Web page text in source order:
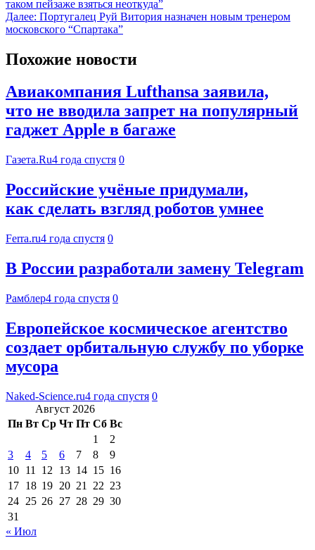
таком пейзаже взяться неоткуда”
Далее: Португалец Руй Витория назначен новым тренером
московского “Спартака”
Похожие новости
Авиакомпания Lufthansa заявила,
что не вводила запрет на популярный
гаджет Apple в багаже
Газета.Ru4 года спустя 0
Российские учёные придумали,
как сделать взгляд роботов умнее
Ferra.ru4 года спустя 0
В России разработали замену Telegram
Рамблер4 года спустя 0
Европейское космическое агентство
создает орбитальную службу по уборке
мусора
Naked-Science.ru4 года спустя 0
Август 2026
Пн Вт Ср Чт Пт Сб Вс
1
2
3
4 5 6 7 8
9
10 11 12 13 14 15 16
17 18 19 20 21 22 23
24 25 26 27 28 29 30
31
« Июл